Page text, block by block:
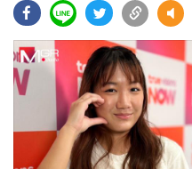
• ละคร
• CbizReview
• Cyber BIZ
ผู้จัดกวน
• Good health & Well-being
Green Innovation & SD